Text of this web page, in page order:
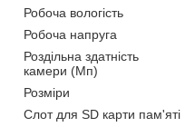
Робоча вологість
Робоча напруга
Роздільна здатність
камери (Мп)
Розміри
Слот для SD карти пам'яті